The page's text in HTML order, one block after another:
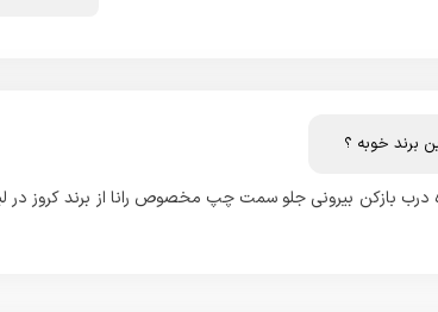
برند خوبه ؟
بازکن بیرونی جلو سمت چپ مخصوص رانا از برند کروز در